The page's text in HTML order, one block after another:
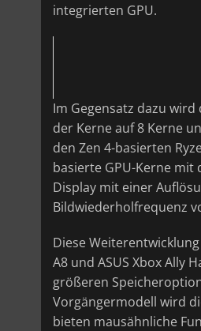
integrierten GPU.
Im Gegensatz dazu wird
der Kerne auf 8 Kerne
den Zen 4-basierten
basierte GPU-Kerne mit
Display mit einer
Bildwiederholfrequenz
Diese
A8 und ASUS Xbox Ally
größeren
Vorgängermodell wird
bieten mausähnliche